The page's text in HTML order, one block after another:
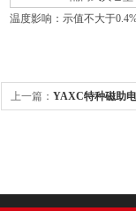
温度影响：示值不大于
上一篇： YAXC特种磁助